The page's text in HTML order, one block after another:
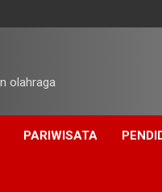
olahraga
PARIWISATA